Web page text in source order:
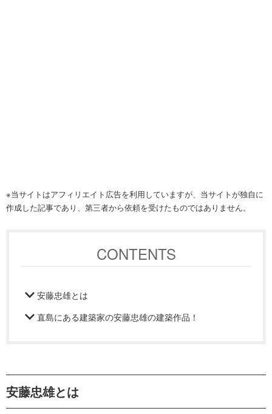
※当サイトはアフィリエイト広告を利用していますが、当サイトが独自に
作成した記事であり、第三者から依頼を受けたものではありません。
CONTENTS
安藤忠雄とは
直島にある建築家の安藤忠雄の建築作品！
安藤忠雄とは